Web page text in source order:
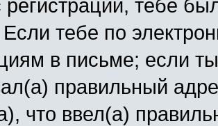
регистрации, тебе
Если тебе по
в письме; если
правильный
что ввел(а)